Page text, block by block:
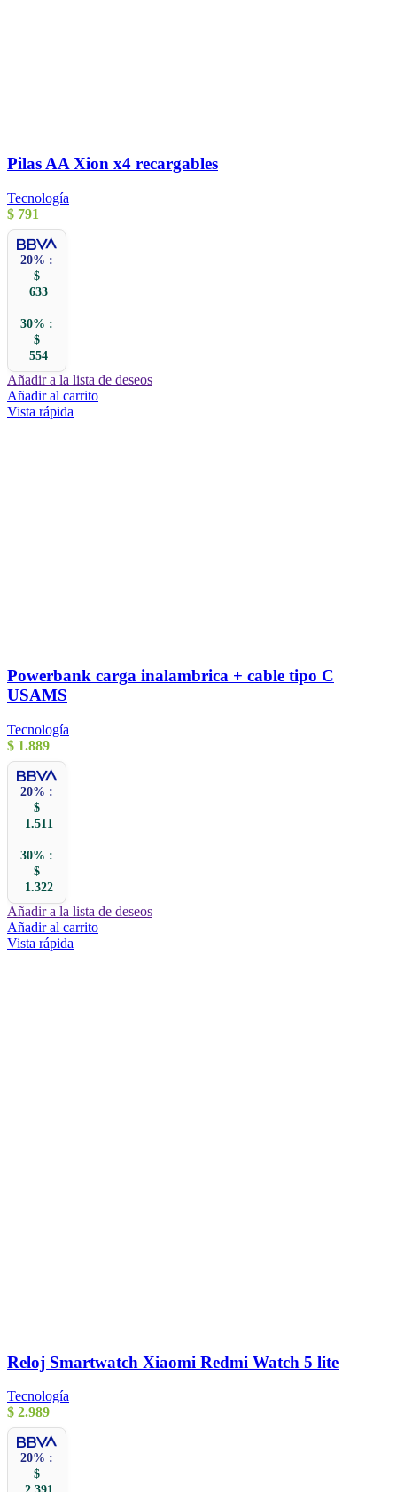
Pilas AA Xion x4 recargables
Tecnología
$ 791
20% :
$
633
30% :
$
554
Añadir a la lista de deseos
Añadir al carrito
Vista rápida
Powerbank carga inalambrica + cable tipo C
USAMS
Tecnología
$ 1.889
20% :
$
1.511
30% :
$
1.322
Añadir a la lista de deseos
Añadir al carrito
Vista rápida
Reloj Smartwatch Xiaomi Redmi Watch 5 lite
Tecnología
$ 2.989
20% :
$